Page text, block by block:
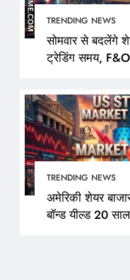
TRENDING NEWS
सोमवार से बदलेंगे
ट्रेडिंग समय,
TRENDING NEWS
अमेरिकी शेयर
बॉन्ड यील्ड 20